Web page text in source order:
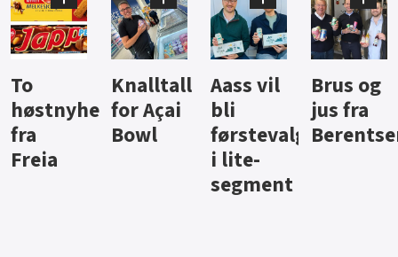
Knalltall
for Açai
Bowl
Aass vil
bli
førstevalg
Brus og
jus fra
Berentsen
Hard
iste fra
Hansa